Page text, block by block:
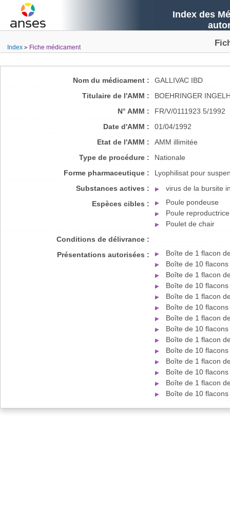
Index des
Index Fiche médicament
Nom du médicament :
GALLIVAC IBD
Titulaire de l'AMM :
BOEHRINGER
N° AMM :
FR/V/0111923 5/1992
Date d'AMM :
01/04/1992
Etat de l'AMM :
AMM illimitée
Type de procédure :
Nationale
Forme pharmaceutique :
Lyophilisat pour
Substances actives :
virus de la bursite
Espèces cibles :
Poule pondeuse
Poule reproductrice
Poulet de chair
Conditions de délivrance :
Présentations autorisées :
Boîte de 1 flacon
Boîte de 10
Boîte de 1 flacon
Boîte de 10
Boîte de 1 flacon
Boîte de 10
Boîte de 1 flacon
Boîte de 10
Boîte de 1 flacon
Boîte de 10
Boîte de 1 flacon
Boîte de 10
Boîte de 1 flacon
Boîte de 10